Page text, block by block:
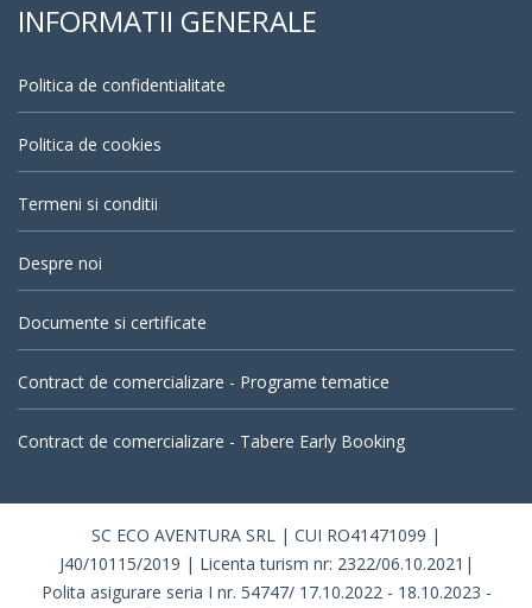
INFORMATII GENERALE
Politica de confidentialitate
Politica de cookies
Termeni si conditii
Despre noi
Documente si certificate
Contract de comercializare - Programe tematice
Contract de comercializare - Tabere Early Booking
SC ECO AVENTURA SRL | CUI RO41471099 |
J40/10115/2019 | Licenta turism nr: 2322/06.10.2021|
Polita asigurare seria I nr. 54747/ 17.10.2022 - 18.10.2023 -